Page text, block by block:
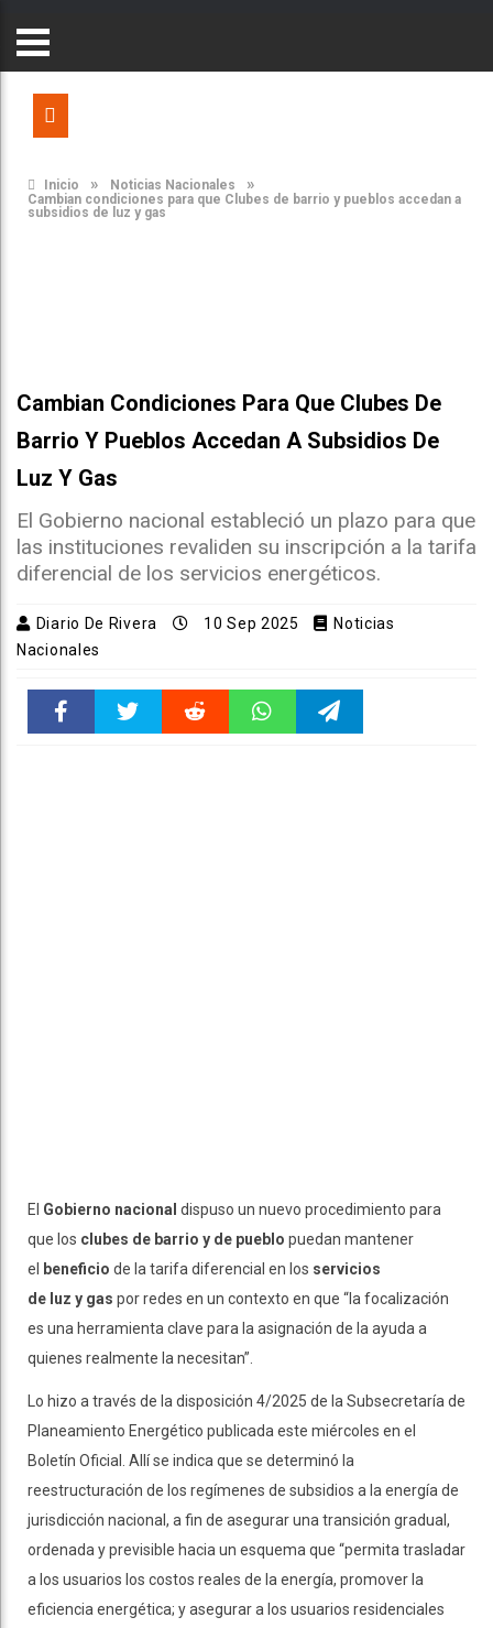
Inicio » Noticias Nacionales »
Cambian condiciones para que Clubes de barrio y pueblos accedan a
subsidios de luz y gas
Cambian Condiciones Para Que Clubes De
Barrio Y Pueblos Accedan A Subsidios De
Luz Y Gas
El Gobierno nacional estableció un plazo para que
las instituciones revaliden su inscripción a la tarifa
diferencial de los servicios energéticos.
Diario De Rivera 10 Sep 2025
Noticias
Nacionales
El Gobierno nacional dispuso un nuevo procedimiento para
que los clubes de barrio y de pueblo puedan mantener
el beneficio de la tarifa diferencial en los servicios
de luz y gas por redes en un contexto en que “la focalización
es una herramienta clave para la asignación de la ayuda a
quienes realmente la necesitan”.
Lo hizo a través de la disposición 4/2025 de la Subsecretaría de
Planeamiento Energético publicada este miércoles en el
Boletín Oficial. Allí se indica que se determinó la
reestructuración de los regímenes de subsidios a la energía de
jurisdicción nacional, a fin de asegurar una transición gradual,
ordenada y previsible hacia un esquema que “permita trasladar
a los usuarios los costos reales de la energía, promover la
eficiencia energética; y asegurar a los usuarios residenciales